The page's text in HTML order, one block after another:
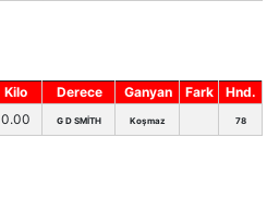
Kilo Derece Ganyan Fark
Hnd.
0.00 G D SMİTH Koşmaz 78